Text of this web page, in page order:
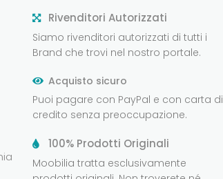
Rivenditori Autorizzati
Siamo rivenditori autorizzati di tutti i
Brand che trovi nel nostro portale.
Acquisto sicuro
Puoi pagare con PayPal e con carta di
credito senza preoccupazione.
100% Prodotti Originali
Moobilia tratta esclusivamente